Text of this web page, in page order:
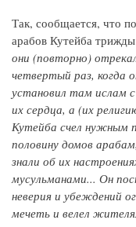
Так, сообщается, что
арабов Кутейба
они (повторно)
четвертый раз, когда
установил там ислам
их сердца, а (их
Кутейба счел нужным
половину домов
знали об их
мусульманами... Он
неверия и убеждений
мечеть и велел